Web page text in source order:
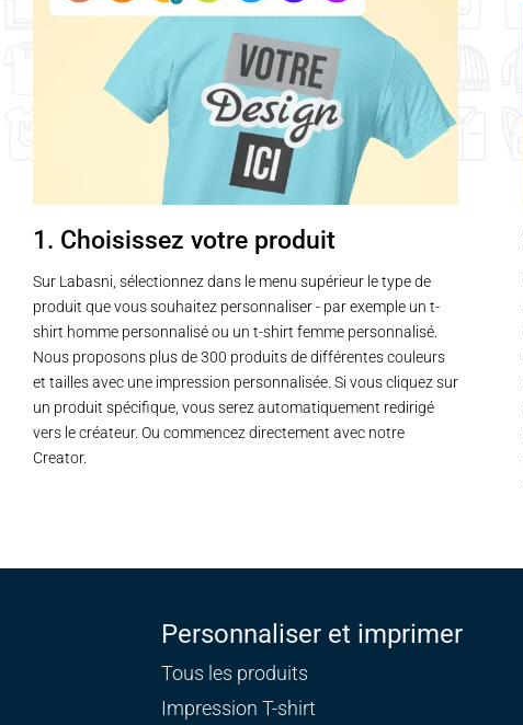
1. Choisissez votre produit
Sur Labasni, sélectionnez dans le menu supérieur le type de
produit que vous souhaitez personnaliser - par exemple un t-
shirt homme personnalisé ou un t-shirt femme personnalisé.
Nous proposons plus de 300 produits de différentes couleurs
et tailles avec une impression personnalisée. Si vous cliquez sur
un produit spécifique, vous serez automatiquement redirigé
vers le créateur. Ou commencez directement avec notre
Creator.
Personnaliser et imprimer
Tous les produits
Impression T-shirt